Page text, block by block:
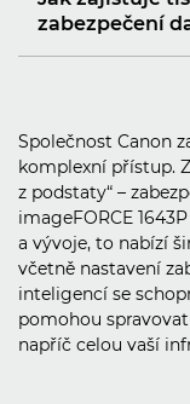
zabezpečení
Společnost Canon
komplexní přístup.
z podstaty“ –
imageFORCE
a vývoje, to nabízí
včetně nastavení
inteligencí se
pomohou
napříč celou vaší